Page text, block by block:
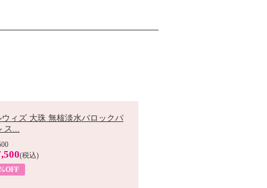
ウィズ 大珠 無核淡水バロックパ
ス...
(税込)